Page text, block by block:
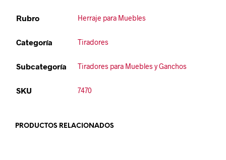
Rubro Herraje para Muebles
Categoría Tiradores
Subcategoría Tiradores para Muebles y Ganchos
SKU 7470
PRODUCTOS RELACIONADOS